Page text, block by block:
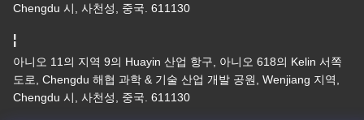
Chengdu 시, 사천성, 중국. 611130
¦
아니오 11의 지역 9의 Huayin 산업 항구, 아니오 618의 Kelin 서쪽
도로, Chengdu 해협 과학 & 기술 산업 개발 공원, Wenjiang 지역,
Chengdu 시, 사천성, 중국. 611130